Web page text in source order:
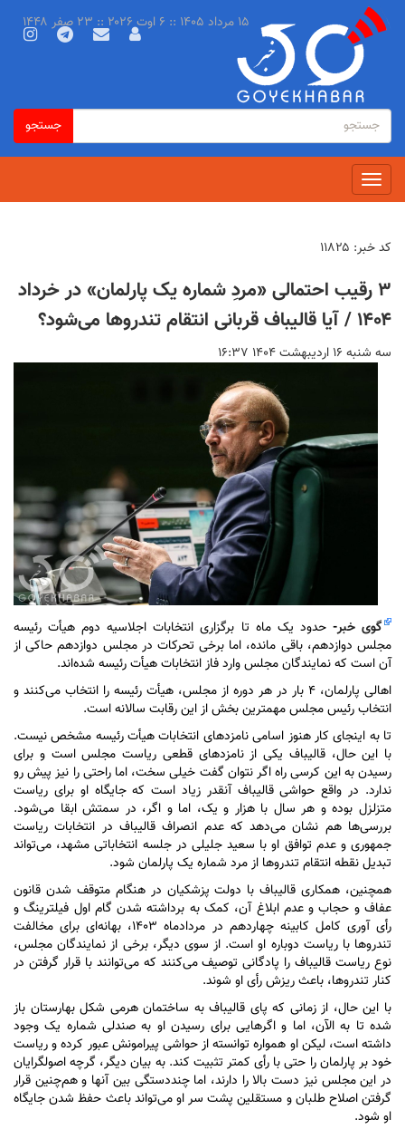
فرم
جستجو
جستجو
جستجو
Toggle
navigation
۱۵ مرداد ۱۴۰۵ :: ۶ اوت ۲۰۲۶ :: ۲۳ صفر ۱۴۴۸
کد خبر: ۱۱۸۲۵
۳ رقیب احتمالی «مردِ شماره یک پارلمان» در خرداد
۱۴۰۴ / آیا قالیباف قربانی انتقام تندرو‌ها می‌شود؟
سه شنبه ۱۶ ارديبهشت ۱۴۰۴ ۱۶:۳۷
گوی خبر-حدود یک ماه تا برگزاری انتخابات اجلاسیه دوم هیأت رئیسه
مجلس دوازدهم، باقی مانده، اما برخی تحرکات در مجلس دوازدهم حاکی از
آن است که نمایندگان مجلس وارد فاز انتخابات هیأت رئیسه شده‌اند.
اهالی پارلمان، ۴ بار در هر دوره از مجلس، هیأت رئیسه را انتخاب می‌کنند و
انتخاب رئیس مجلس مهمترین بخش از این رقابت سالانه است.
تا به اینجای کار هنوز اسامی نامزد‌های انتخابات هیأت رئیسه مشخص نیست.
با این حال، قالیباف یکی از نامزد‌های قطعی ریاست مجلس است و برای
رسیدن به این کرسی راه اگر نتوان گفت خیلی سخت، اما راحتی را نیز پیش رو
ندارد. در واقع حواشی قالیباف آنقدر زیاد است که جایگاه او برای ریاست
متزلزل بوده و هر سال با هزار و یک، اما و اگر، در سمتش ابقا می‌شود.
بررسی‌ها هم نشان می‌دهد که عدم انصراف قالیباف در انتخابات ریاست
جمهوری و عدم توافق او با سعید جلیلی در جلسه انتخاباتی مشهد، می‌تواند
تبدیل نقطه انتقام تندرو‌ها از مرد شماره یک پارلمان شود.
همچنین، همکاری قالیباف با دولت پزشکیان در هنگام متوقف شدن قانون
عفاف و حجاب و عدم ابلاغ آن، کمک به برداشته شدن گام اول فیلترینگ و
رأی آوری کامل کابینه چهاردهم در مردادماه ۱۴۰۳، بهانه‌ای برای مخالفت
تندرو‌ها با ریاست دوباره او است. از سوی دیگر، برخی از نمایندگان مجلس،
نوع ریاست قالیباف را پادگانی توصیف می‌کنند که می‌توانند با قرار گرفتن در
کنار تندروها، باعث ریزش رأی او شوند.
با این حال، از زمانی که پای قالیباف به ساختمان هرمی شکل بهارستان باز
شده تا به الآن، اما و اگر‌هایی برای رسیدن او به صندلی شماره یک وجود
داشته است، لیکن او همواره توانسته از حواشی پیرامونش عبور کرده و ریاست
خود بر پارلمان را حتی با رأی کمتر تثبیت کند. به بیان دیگر، گرچه اصولگرایان
در این مجلس نیز دست بالا را دارند، اما چنددستگی بین آنها و هم‌چنین قرار
گرفتن اصلاح طلبان و مستقلین پشت سر او می‌تواند باعث حفظ شدن جایگاه
او شود.